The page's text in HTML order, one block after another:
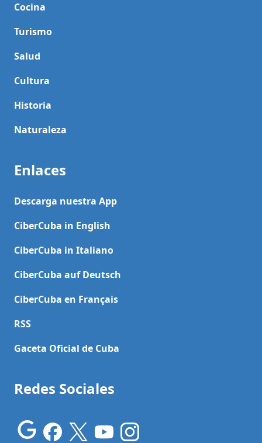
Cocina
Turismo
Salud
Cultura
Historia
Naturaleza
Enlaces
Descarga nuestra App
CiberCuba in English
CiberCuba in Italiano
CiberCuba auf Deutsch
CiberCuba en Français
RSS
Gaceta Oficial de Cuba
Redes Sociales